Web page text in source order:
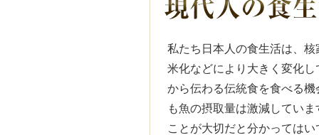
私たち日本人の食生活は、
米化などにより大きく変化
から伝わる伝統食を食べる
も魚の摂取量は激減してい
ことが大切だと分かっては